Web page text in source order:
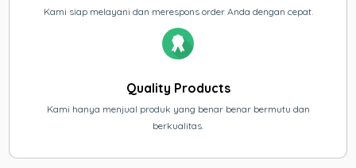
Kami siap melayani dan merespons order Anda dengan cepat.
Quality Products
Kami hanya menjual produk yang benar benar bermutu dan
berkualitas.